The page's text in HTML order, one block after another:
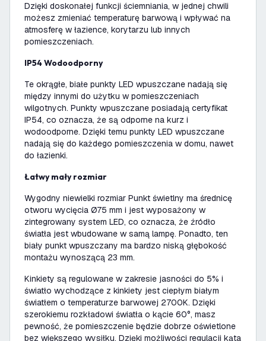
Dzięki doskonałej funkcji ściemniania, w jednej chwili
możesz zmieniać temperaturę barwową i wpływać na
atmosferę w łazience, korytarzu lub innych
pomieszczeniach.
IP54 Wodoodporny
Te okrągłe, białe punkty LED wpuszczane nadają się
między innymi do użytku w pomieszczeniach
wilgotnych. Punkty wpuszczane posiadają certyfikat
IP54, co oznacza, że są odporne na kurz i
wodoodporne. Dzięki temu punkty LED wpuszczane
nadają się do każdego pomieszczenia w domu, nawet
do łazienki.
Łatwy mały rozmiar
Wygodny niewielki rozmiar Punkt świetlny ma średnicę
otworu wycięcia Ø75 mm i jest wyposażony w
zintegrowany system LED, co oznacza, że źródło
światła jest wbudowane w samą lampę. Ponadto, ten
biały punkt wpuszczany ma bardzo niską głębokość
montażu wynoszącą 23 mm.
Kinkiety są regulowane w zakresie jasności do 5% i
światło wychodzące z kinkiety jest ciepłym białym
światłem o temperaturze barwowej 2700K. Dzięki
szerokiemu rozkładowi światła o kącie 60°, masz
pewność, że pomieszczenie będzie dobrze oświetlone
bez większego wysiłku. Dzięki możliwości regulacji kąta